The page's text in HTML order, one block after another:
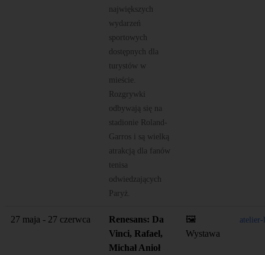
największych
wydarzeń
sportowych
dostępnych dla
turystów w
mieście.
Rozgrywki
odbywają się na
stadionie Roland-
Garros i są wielką
atrakcją dla fanów
tenisa
odwiedzających
Paryż.
27 maja - 27 czerwca
Renesans: Da
Vinci, Rafael,
Michał Anioł
🖼️
Wystawa